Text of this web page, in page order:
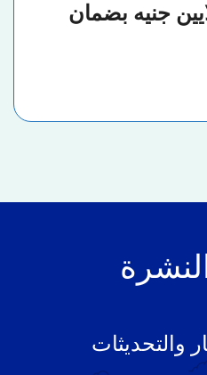
حتى 5 ملايين جنيه بضمان
والتحديثات